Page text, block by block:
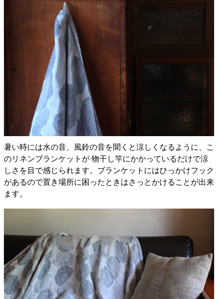
暑い時には水の音、風鈴の音を聞くと涼しくなるように、こ
のリネンブランケットが 物干し竿にかかっているだけで涼
しさを目で感じられます。ブランケットにはひっかけフック
があるので置き場所に困ったときはさっとかけることが出来
ます。